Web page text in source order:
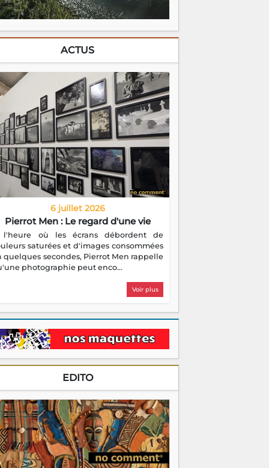
ACTUS
6 juillet 2026
Pierrot Men : Le regard d'une vie
l'heure où les écrans débordent de
saturées et d'images consommées
quelques secondes, Pierrot Men rappelle
photographie peut enco...
Voir plus
EDITO